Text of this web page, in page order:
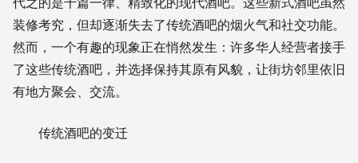
装修考究，但却逐渐失去了传统酒吧的烟火气和社交功能。
然而，一个有趣的现象正在悄然发生：许多华人经营者接手
了这些传统酒吧，并选择保持其原有风貌，让街坊邻里依旧
有地方聚会、交流。
传统酒吧的变迁